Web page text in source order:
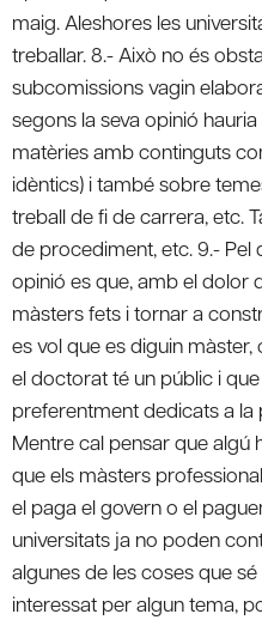
maig. Aleshores les
treballar. 8.- Això no és
subcomissions vagin
segons la seva opinió
matèries amb continguts
idèntics) i també sobre
treball de fi de carrera, etc.
de procediment, etc. 9.- Pel
opinió es que, amb el dolor
màsters fets i tornar a
es vol que es diguin
el doctorat té un públic i
preferentment dedicats a la
Mentre cal pensar que algú
que els màsters
el paga el govern o el
universitats ja no poden
algunes de les coses que
interessat per algun tema,